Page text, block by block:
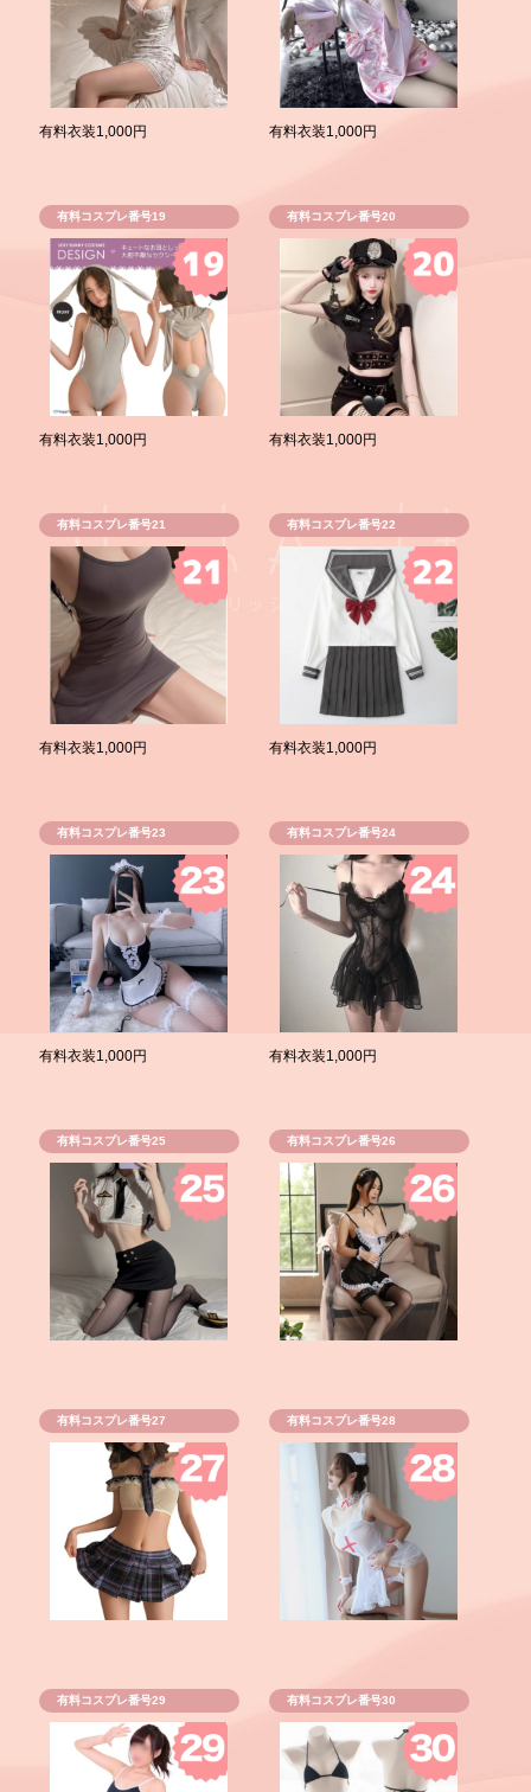
有料衣装1,000円 有料衣装1,000円
有料コスプレ番号19
有料衣装1,000円
有料コスプレ番号20
有料衣装1,000円
有料コスプレ番号21
有料衣装1,000円
有料コスプレ番号22
有料衣装1,000円
有料コスプレ番号23
有料衣装1,000円
有料コスプレ番号24
有料衣装1,000円
有料コスプレ番号25 有料コスプレ番号26
有料コスプレ番号27 有料コスプレ番号28
有料コスプレ番号29 有料コスプレ番号30